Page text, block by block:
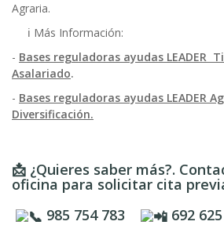
Agraria.
ℹ️ Más Información:
- Bases reguladoras ayudas LEADER
Asalariado.
- Bases reguladoras ayudas LEADER
Diversificación.
📩 ¿Quieres saber más?.
oficina para solicitar cita
985 754 783
692